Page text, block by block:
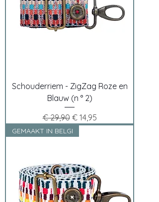
Schouderriem - ZigZag Roze en
Blauw (n ° 2)
Normale prijs
€ 29,90 Verkoopprijs
€ 14,95
GEMAAKT IN BELGI